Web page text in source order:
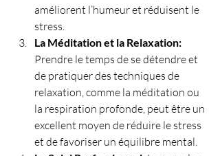
améliorent l’humeur et réduisent le
stress.
La Méditation et la Relaxation:
Prendre le temps de se détendre et
de pratiquer des techniques de
relaxation, comme la méditation ou
la respiration profonde, peut être un
excellent moyen de réduire le stress
et de favoriser un équilibre mental.